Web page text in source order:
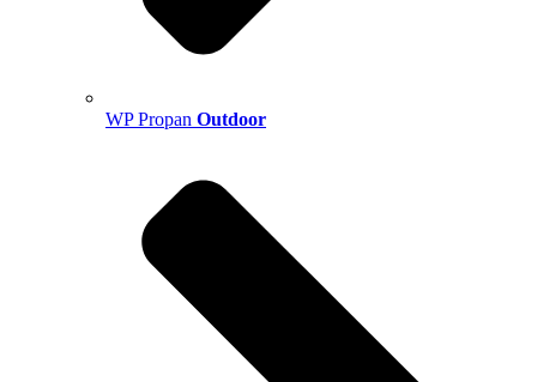
WP Propan Outdoor